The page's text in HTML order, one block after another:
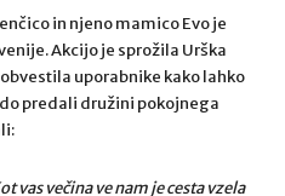
in njeno mamico Evo je
Akcijo je sprožila Urška
uporabnike kako lahko
predali družini pokojnega
vas večina ve nam je cesta vzela